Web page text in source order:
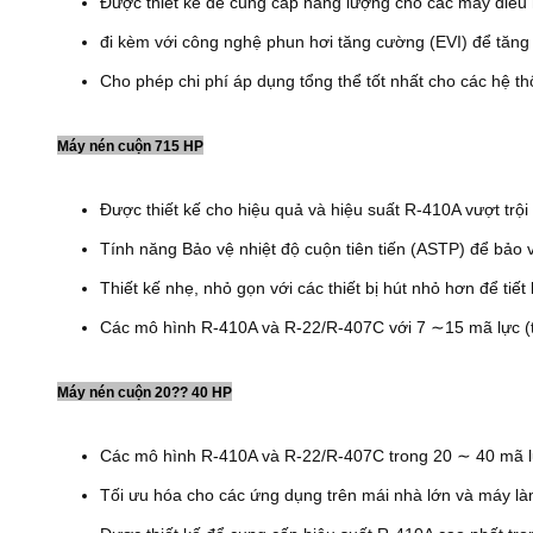
đi kèm với công nghệ phun hơi tăng cường (EVI) để
Cho phép chi phí áp dụng tổng thể tốt nhất cho các hệ
Máy nén cuộn 715 HP
Được thiết kế cho hiệu quả và hiệu suất R-410A vượt trội
Tính năng Bảo vệ nhiệt độ cuộn tiên tiến (ASTP) để bảo
Thiết kế nhẹ, nhỏ gọn với các thiết bị hút nhỏ hơn để tiết
Các mô hình R-410A và R-22/R-407C với 7 ∼15 mã lực
Máy nén cuộn 20?? 40 HP
Các mô hình R-410A và R-22/R-407C trong 20 ∼ 40 mã
Tối ưu hóa cho các ứng dụng trên mái nhà lớn và máy